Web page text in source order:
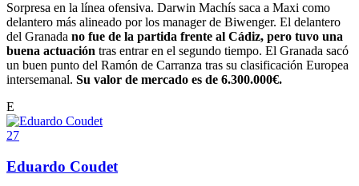
Sorpresa en la línea ofensiva. Darwin Machís saca a Maxi como
delantero más alineado por los manager de Biwenger. El delantero
del Granada no fue de la partida frente al Cádiz, pero tuvo una
buena actuación tras entrar en el segundo tiempo. El Granada sacó
un buen punto del Ramón de Carranza tras su clasificación Europea
intersemanal. Su valor de mercado es de 6.300.000€.
E
27
Eduardo Coudet